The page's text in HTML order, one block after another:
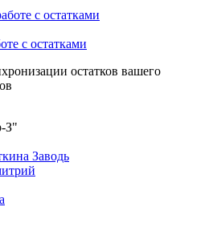
с остатками
остатков вашего
З"
Заводь